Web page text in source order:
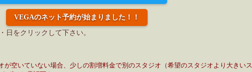
VEGAのネット予約が始まりました！！
をクリックして下さい。
が空いていない場合、少しの割増料金で別のスタジオ（希望のスタジオより大きいス